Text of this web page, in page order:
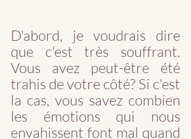
D'abord, je voudrais dire
que c'est très souffrant.
Vous avez peut-être été
trahis de votre côté? Si c'est
la cas, vous savez combien
les émotions qui nous
envahissent font mal quand